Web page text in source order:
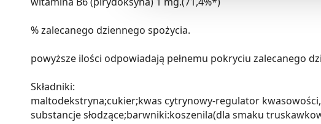
% zalecanego dziennego spożycia.
powyższe ilości odpowiadają pełnemu pokryciu zalecanego
Składniki:
maltodekstryna;cukier;kwas cytrynowy-regulator
substancje słodzące;barwniki:koszenila(dla smaku